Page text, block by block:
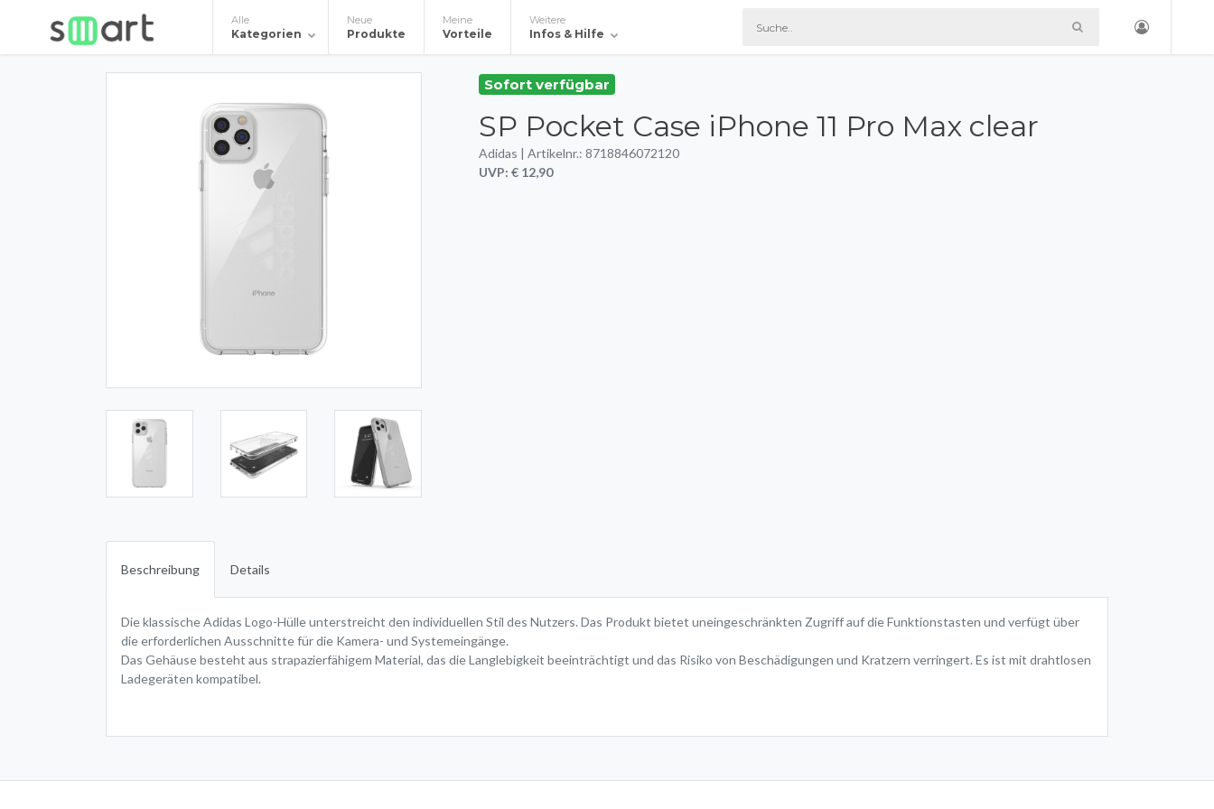
Alle
Kategorien
Neue
Produkte
Meine
Vorteile
Weitere
Infos & Hilfe
Sofort verfügbar
SP Pocket Case iPhone 11 Pro Max clear
Adidas | Artikelnr.: 8718846072120
UVP: € 12,90
Beschreibung Details
Die klassische Adidas Logo-Hülle unterstreicht den individuellen Stil des Nutzers. Das Produkt bietet uneingeschränkten Zugriff auf die Funktionstasten und verfügt über
die erforderlichen Ausschnitte für die Kamera- und Systemeingänge.
Das Gehäuse besteht aus strapazierfähigem Material, das die Langlebigkeit beeinträchtigt und das Risiko von Beschädigungen und Kratzern verringert. Es ist mit drahtlosen
Ladegeräten kompatibel.